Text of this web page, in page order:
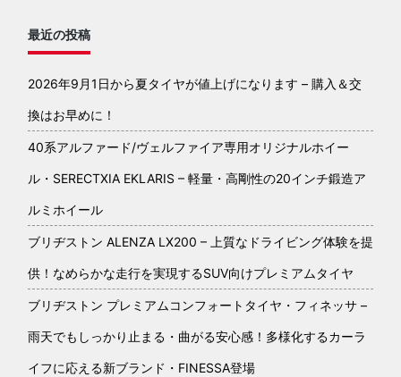
最近の投稿
2026年9月1日から夏タイヤが値上げになります – 購入＆交
換はお早めに！
40系アルファード/ヴェルファイア専用オリジナルホイー
ル・SERECTXIA EKLARIS – 軽量・高剛性の20インチ鍛造ア
ルミホイール
ブリヂストン ALENZA LX200 – 上質なドライビング体験を提
供！なめらかな走行を実現するSUV向けプレミアムタイヤ
ブリヂストン プレミアムコンフォートタイヤ・フィネッサ –
雨天でもしっかり止まる・曲がる安心感！多様化するカーラ
イフに応える新ブランド・FINESSA登場